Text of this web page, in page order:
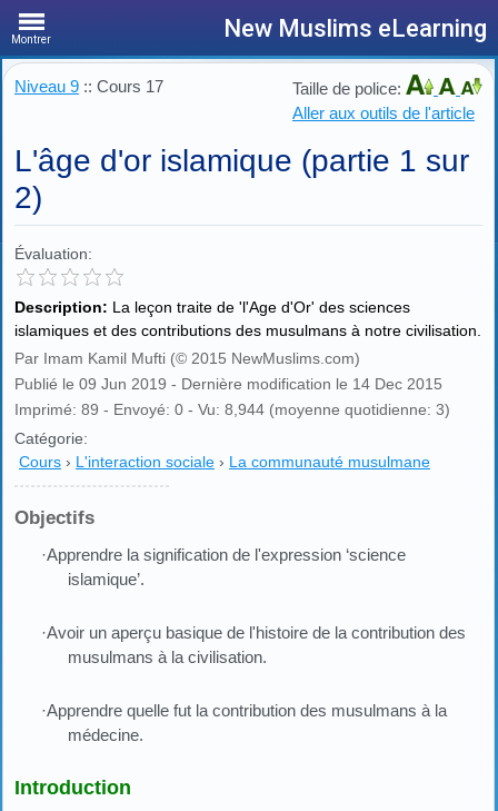
Montrer New Muslims eLearning
Niveau 9 :: Cours 17
Taille de police:
Aller aux outils de l'article
L'âge d'or islamique (partie 1 sur
2)
Évaluation:
Description: La leçon traite de 'l'Age d'Or' des sciences
islamiques et des contributions des musulmans à notre civilisation.
Par Imam Kamil Mufti (© 2015 NewMuslims.com)
Publié le 09 Jun 2019 - Dernière modification le 14 Dec 2015
Imprimé: 89 - Envoyé: 0 - Vu: 8,944 (moyenne quotidienne: 3)
Catégorie:
Cours › L'interaction sociale › La communauté musulmane
Objectifs
·Apprendre la signification de l'expression ‘science
islamique’.
·Avoir un aperçu basique de l'histoire de la contribution des
musulmans à la civilisation.
·Apprendre quelle fut la contribution des musulmans à la
médecine.
Introduction